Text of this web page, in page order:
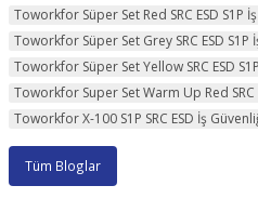
Toworkfor Süper Set Red SRC ESD S1P İş
Toworkfor Süper Set Grey SRC ESD S1P
Toworkfor Süper Set Yellow SRC ESD
Toworkfor Super Set Warm Up Red SRC
Toworkfor X-100 S1P SRC ESD İş
Tüm Bloglar